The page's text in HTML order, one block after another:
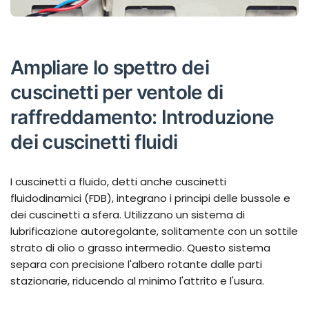
Ampliare lo spettro dei
cuscinetti per ventole di
raffreddamento: Introduzione
dei cuscinetti fluidi
I cuscinetti a fluido, detti anche cuscinetti
fluidodinamici (FDB), integrano i principi delle bussole e
dei cuscinetti a sfera. Utilizzano un sistema di
lubrificazione autoregolante, solitamente con un sottile
strato di olio o grasso intermedio. Questo sistema
separa con precisione l'albero rotante dalle parti
stazionarie, riducendo al minimo l'attrito e l'usura.